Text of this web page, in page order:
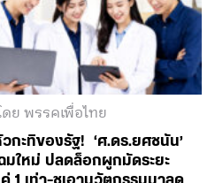
ดย พรรคเพื่อไทย
ะทิของรัฐ! ‘ศ.ดร.ยศชนัน’
ใหม่ ปลดล็อกผูกมัดระยะ